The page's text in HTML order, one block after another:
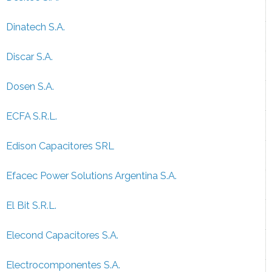
Dinatech S.A.
Discar S.A.
Dosen S.A.
ECFA S.R.L.
Edison Capacitores SRL
Efacec Power Solutions Argentina S.A.
El Bit S.R.L.
Elecond Capacitores S.A.
Electrocomponentes S.A.